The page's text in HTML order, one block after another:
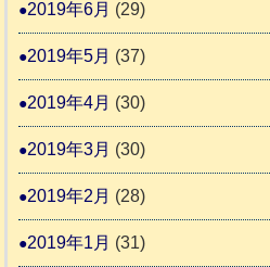
2019年6月 (29)
2019年5月 (37)
2019年4月 (30)
2019年3月 (30)
2019年2月 (28)
2019年1月 (31)